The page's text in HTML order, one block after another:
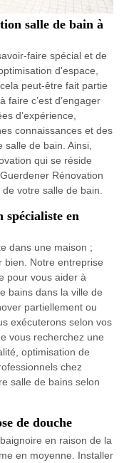
salle de bain à
faire spécial et de
d'espace,
peut-être fait partie
faire c’est d’engager
d’expérience,
connaissances et des
de bain. Ainsi,
qui se réside
Rénovation
votre salle de bain.
en
dans une maison ;
bien. Notre entreprise
pour vous aider à
bains dans la ville de
partiellement ou
exécuterons selon vos
vous recherchez une
optimisation de
chez
salle de bains selon
de douche
en raison de la
en moyenne. Installer